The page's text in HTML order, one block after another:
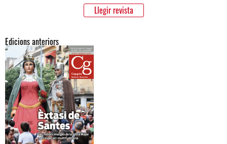
Llegir revista
Edicions anteriors